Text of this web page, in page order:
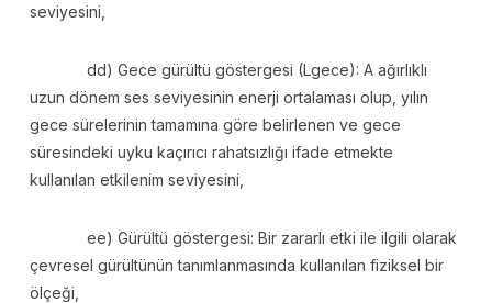
seviyesini,
dd) Gece gürültü göstergesi (Lgece): A ağırlıklı
uzun dönem ses seviyesinin enerji ortalaması olup, yılın
gece sürelerinin tamamına göre belirlenen ve gece
süresindeki uyku kaçırıcı rahatsızlığı ifade etmekte
kullanılan etkilenim seviyesini,
ee) Gürültü göstergesi: Bir zararlı etki ile ilgili olarak
çevresel gürültünün tanımlanmasında kullanılan fiziksel bir
ölçeği,